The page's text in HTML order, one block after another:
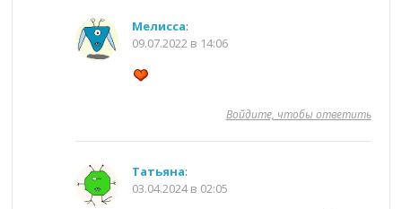
Мелисса:
09.07.2022 в 14:06
Войдите, чтобы ответить
Татьяна:
03.04.2024 в 02:05